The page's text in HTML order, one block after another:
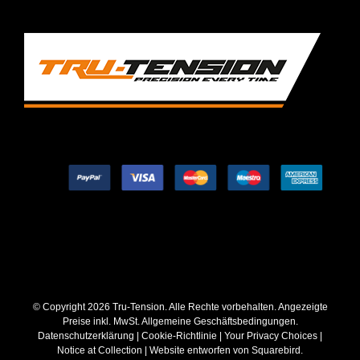
© Copyright2026 Tru-Tension. Alle Rechte vorbehalten. Angezeigte
Preise inkl. MwSt.Allgemeine Geschäftsbedingungen.
Datenschutzerklärung | Cookie-Richtlinie | Your Privacy Choices |
Notice at Collection | Website entworfen von Squarebird.